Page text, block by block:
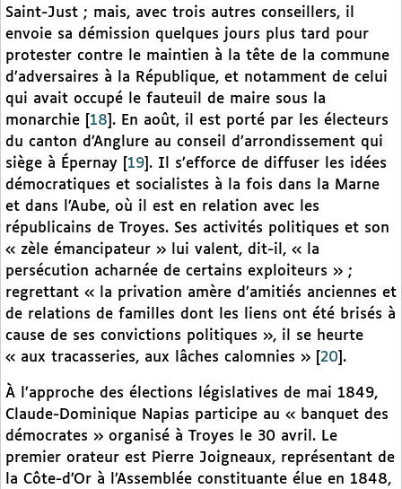
Saint-Just ; mais, avec trois autres conseillers, il
envoie sa démission quelques jours plus tard pour
protester contre le maintien à la tête de la commune
d’adversaires à la République, et notamment de celui
qui avait occupé le fauteuil de maire sous la
monarchie
18 . En août, il est porté par les électeurs
du canton d’Anglure au conseil d’arrondissement qui
siège à Épernay
19 . Il s’efforce de diffuser les idées
démocratiques et socialistes à la fois dans la Marne
et dans l’Aube, où il est en relation avec les
républicains de Troyes. Ses activités politiques et son
« zèle émancipateur » lui valent, dit-il, « la
persécution acharnée de certains exploiteurs » ;
regrettant « la privation amère d’amitiés anciennes et
de relations de familles dont les liens ont été brisés à
cause de ses convictions politiques », il se heurte
« aux tracasseries, aux lâches calomnies »
20 .
À l’approche des élections législatives de mai 1849,
Claude-Dominique Napias participe au « banquet des
démocrates » organisé à Troyes le 30 avril. Le
premier orateur est Pierre Joigneaux, représentant de
la Côte-d’Or à l’Assemblée constituante élue en 1848,